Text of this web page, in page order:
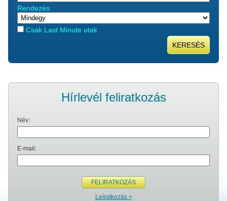
Rendezés
Csak Last Minute utak
KERESÉS
Hírlevél feliratkozás
Név:
E-mail:
FELIRATKOZÁS
Leíratkozás >